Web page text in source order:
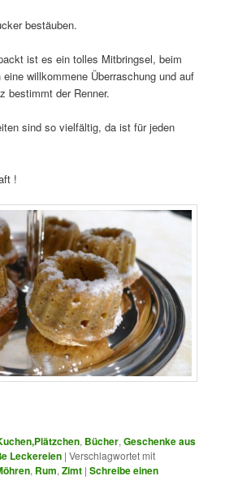
bestäuben.
ist es ein tolles Mitbringsel, beim
willkommene Überraschung und auf
bestimmt der Renner.
sind so vielfältig, da ist für jeden
!
, Bücher,Geschenke aus
Leckereien |Verschlagwortet mit
, Rum,Zimt |Schreibe einen